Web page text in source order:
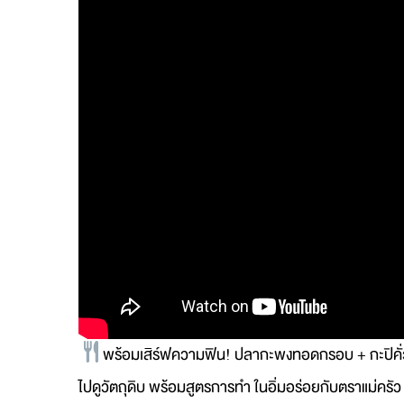
พร้อมเสิร์ฟความฟิน! ปลากะพงทอดกรอบ + กะปิคั่
ไปดูวัตถุดิบ พร้อมสูตรการทำ ในอิ่มอร่อยกับตราแม่ครัว